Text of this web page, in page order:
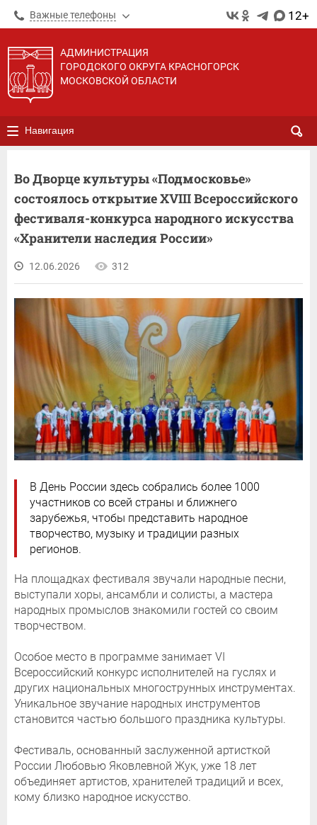
Важные телефоны 12+
АДМИНИСТРАЦИЯ
ГОРОДСКОГО ОКРУГА КРАСНОГОРСК
МОСКОВСКОЙ ОБЛАСТИ
Навигация
Во Дворце культуры «Подмосковье»
состоялось открытие XVIII Всероссийского
фестиваля-конкурса народного искусства
«Хранители наследия России»
12.06.2026 312
В День России здесь собрались более 1000
участников со всей страны и ближнего
зарубежья, чтобы представить народное
творчество, музыку и традиции разных
регионов.
На площадках фестиваля звучали народные песни,
выступали хоры, ансамбли и солисты, а мастера
народных промыслов знакомили гостей со своим
творчеством.
Особое место в программе занимает VI
Всероссийский конкурс исполнителей на гуслях и
других национальных многострунных инструментах.
Уникальное звучание народных инструментов
становится частью большого праздника культуры.
Фестиваль, основанный заслуженной артисткой
России Любовью Яковлевной Жук, уже 18 лет
объединяет артистов, хранителей традиций и всех,
кому близко народное искусство.